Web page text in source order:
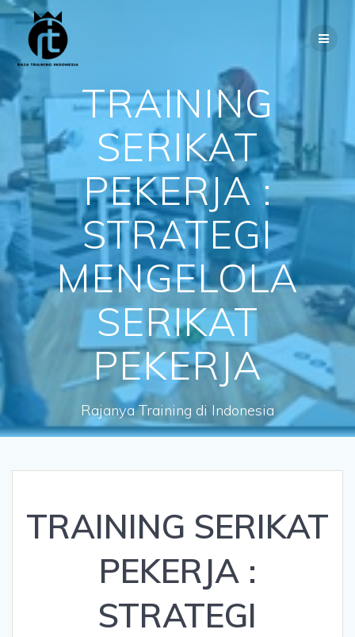
TRAINING
SERIKAT
PEKERJA :
STRATEGI
MENGELOLA
SERIKAT
PEKERJA
Rajanya Training di Indonesia
TRAINING SERIKAT
PEKERJA :
STRATEGI